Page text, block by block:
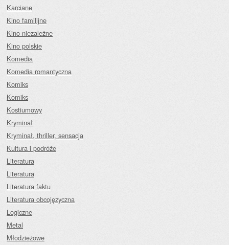
Karciane
Kino familijne
Kino niezależne
Kino polskie
Komedia
Komedia romantyczna
Komiks
Komiks
Kostiumowy
Kryminał
Kryminał, thriller, sensacja
Kultura i podróże
Literatura
Literatura
Literatura faktu
Literatura obcojęzyczna
Logiczne
Metal
Młodzieżowe